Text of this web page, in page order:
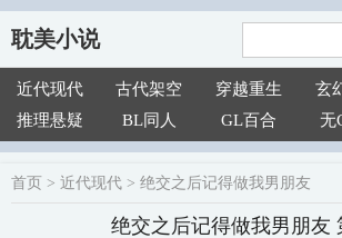
耽美小说
近代现代 古代架空 穿越重生 玄
推理悬疑
BL同人 GL百合 无
首页 > 近代现代 > 绝交之后记得做我男朋友
绝交之后记得做我男朋友